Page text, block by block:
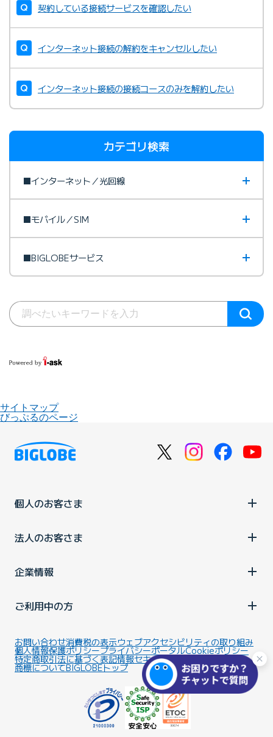
契約している接続サービスを確認したい
インターネット接続の解約をキャンセルしたい
インターネット接続の接続コースのみを解約したい
カテゴリ検索
■インターネット／光回線
■モバイル／SIM
■BIGLOBEサービス
サイトマップ
びっぷるのページ
個人のお客さま
法人のお客さま
企業情報
ご利用中の方
お問い合わせ消費税の表示ウェブアクセシビリティの取り組み
個人情報保護ポリシープライバシーポータルCookieポリシー
特定商取引法に基づく表記情報セキュリティ基本方針
商標についてBIGLOBEトップ